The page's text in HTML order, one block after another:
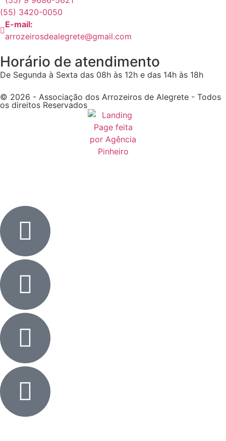
(55) 3420-0050
E-mail:
arrozeirosdealegrete@gmail.com
Horário de atendimento
De Segunda à Sexta das 08h às 12h e das 14h às 18h
© 2026 - Associação dos Arrozeiros de Alegrete - Todos
os direitos Reservados